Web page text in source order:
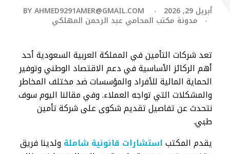
أبريل 29, 2026 BYAHMED9291AMER@GMAIL.COM
مدونة مكتب المحامي عبد الرحمن المهلكي
​تعد شركات التأمين في المملكة العربية السعودية أحد
أهم الركائز الأساسية في دعم الاقتصاد الوطني وتوفير
الحماية المالية للأفراد والمؤسسات ضد مختلف المخاطر
والمشكلات التي تواجه العملاء. وفي مقالنا اليوم سوف
نتحدث عن تفاصيل تقديم شكوى على شركة تأمين
طبي.
يقدم المكتباستشارات قانونية شاملةولدينا فريق